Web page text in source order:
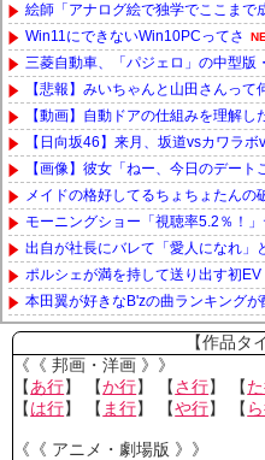
絵師「アナログ絵で独学でここま
Win11にできないWin10PCってさ
三菱自動車、「パジェロ」の中型版
【悲報】みいちゃんと山田さんって
【動画】自動ドアの仕組みを理解し
【日向坂46】来月、坂道vsカワラ
【画像】彼女「ねー、今日のデート
メイドの格好してるちょちょたんの
モーニングショー「視聴率5.2％！
出自が社長にバレて「愛人になれ」
ポルシェが満を持して送り出す初
本田翼が好きなB'zの曲ランキング
Powered by livedoor 相互RSS
【作品タ
《《 邦画・洋画 》》
【あ行】 【か行】 【さ行】 【
【は行】 【 ま行】 【や行】 【
《《 アニメ・劇場版 》》